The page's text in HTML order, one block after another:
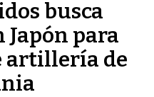
busca
Japón para
artillería de